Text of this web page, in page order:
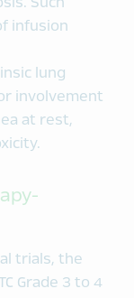
infusion
lung
involvement
at rest,
trials, the
Grade 3 to 4